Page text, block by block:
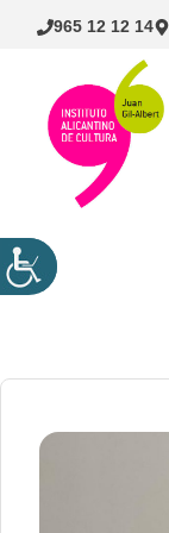
Saltar
965 12 12 14